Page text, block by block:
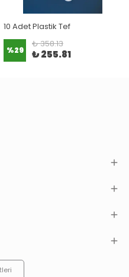
10 Adet Plastik Tef
%29
₺ 358.13
₺ 255.81